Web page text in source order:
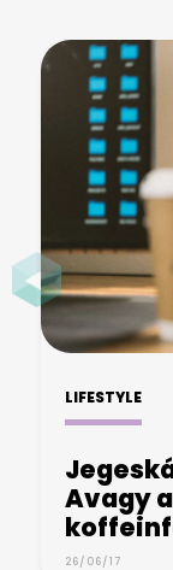
LIFESTYLE
Avagy
26/06/17